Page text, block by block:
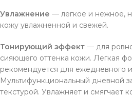
Увлажнение — легкое и нежное,
кожу увлажненной и свежей.
Тонирующий эффект — для
сияющего оттенка кожи. Легкая
рекомендуется для ежедневного
Мультифункциональный дневной
текстурой. Увлажняет и смягчает